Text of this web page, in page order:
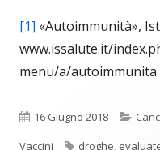
[1] «Autoimmunità»,
www.issalute.it/
menu/a/autoimmunita
Pubblicato
16 Giugno 2018
Vaccini
Tag
droghe